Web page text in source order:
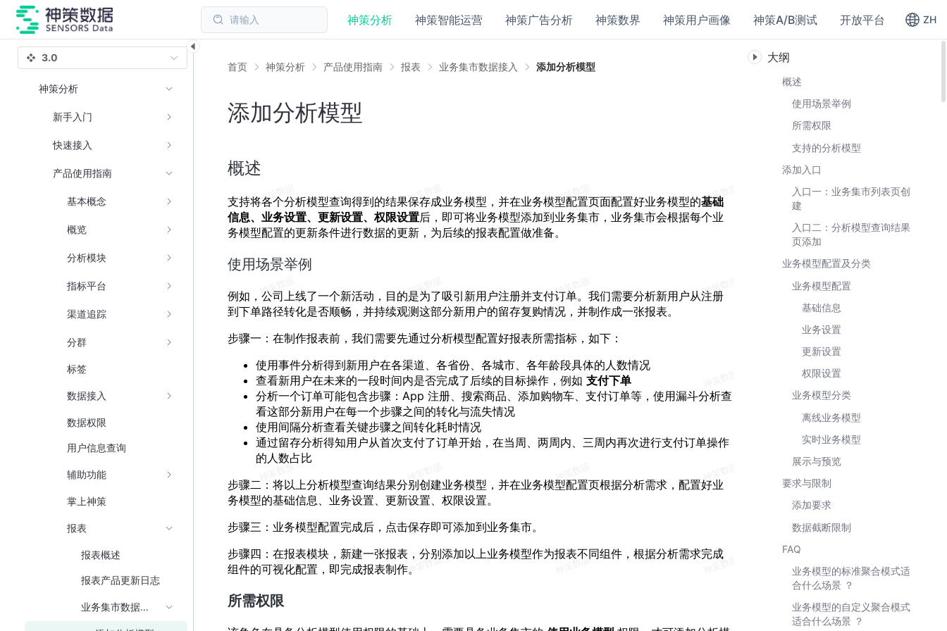
请输入 神策分析 神策智能运营 神策广告分析 神策数界 神策用户画像 神策A/B测试 开放平台 ZH
首页 神策分析 产品使用指南 报表 业务集市数据接入 添加分析模型
添加分析模型
概述
支持将各个分析模型查询得到的结果保存成业务模型，并在业务模型配置页面配置好业务模型的基础
信息、业务设置、更新设置、权限设置后，即可将业务模型添加到业务集市，业务集市会根据每个业
务模型配置的更新条件进行数据的更新，为后续的报表配置做准备。
使用场景举例
例如，公司上线了一个新活动，目的是为了吸引新用户注册并支付订单。我们需要分析新用户从注册
到下单路径转化是否顺畅，并持续观测这部分新用户的留存复购情况，并制作成一张报表。
步骤一：在制作报表前，我们需要先通过分析模型配置好报表所需指标，如下：
使用事件分析得到新用户在各渠道、各省份、各城市、各年龄段具体的人数情况
查看新用户在未来的一段时间内是否完成了后续的目标操作，例如 支付下单
分析一个订单可能包含步骤：App 注册、搜索商品、添加购物车、支付订单等，使用漏斗分析查
看这部分新用户在每一个步骤之间的转化与流失情况
使用间隔分析查看关键步骤之间转化耗时情况
通过留存分析得知用户从首次支付了订单开始，在当周、两周内、三周内再次进行支付订单操作
的人数占比
步骤二：将以上分析模型查询结果分别创建业务模型，并在业务模型配置页根据分析需求，配置好业
务模型的基础信息、业务设置、更新设置、权限设置。
步骤三：业务模型配置完成后，点击保存即可添加到业务集市。
步骤四：在报表模块，新建一张报表，分别添加以上业务模型作为报表不同组件，根据分析需求完成
组件的可视化配置，即完成报表制作。
所需权限
3.0
神策分析
新手入门
快速接入
产品使用指南
基本概念
概览
分析模块
指标平台
渠道追踪
分群
标签
数据接入
数据权限
用户信息查询
辅助功能
掌上神策
报表
报表概述
报表产品更新日志
业务集市数据接入
大纲
概述
使用场景举例
所需权限
支持的分析模型
添加入口
入口一：业务集市列表页创
建
入口二：分析模型查询结果
页添加
业务模型配置及分类
业务模型配置
基础信息
业务设置
更新设置
权限设置
业务模型分类
离线业务模型
实时业务模型
展示与预览
要求与限制
添加要求
数据截断限制
FAQ
业务模型的标准聚合模式适
合什么场景 ？
业务模型的自定义聚合模式
适合什么场景 ？